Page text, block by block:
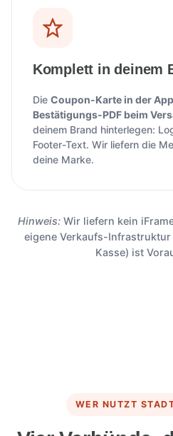
Komplett in deinem
Die Coupon-Karte in der App
Bestätigungs-PDF beim
deinem Brand hinterlegen:
Footer-Text. Wir liefern die
deine Marke.
Hinweis:Wir liefern kein
eigene Verkaufs-
Kasse) ist
WER NUTZT